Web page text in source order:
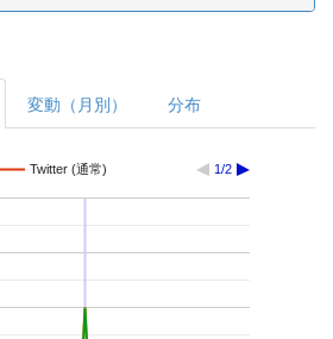
変動（月別） 分布
Twitter (通常) 1/2